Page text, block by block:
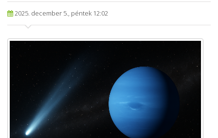
2025. december 5., péntek 12:02